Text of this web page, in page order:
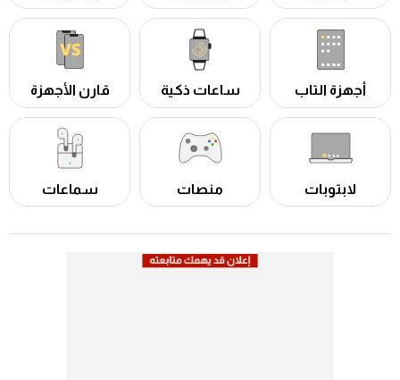
أجهزة التاب ساعات ذكية قارن الأجهزة
لابتوبات منصات سماعات